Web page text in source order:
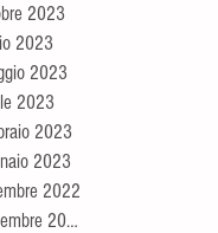
2023
2023
2023
2023
2023
2023
2022
novembre 2022